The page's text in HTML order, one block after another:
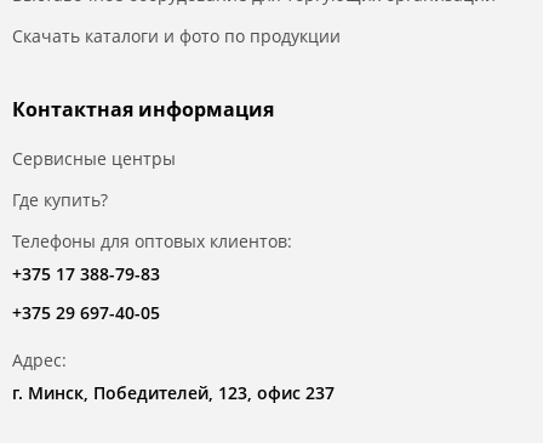
Скачать каталоги и фото по продукции
Контактная информация
Сервисные центры
Где купить?
Телефоны для оптовых клиентов:
+375 17 388-79-83
+375 29 697-40-05
Адрес:
г. Минск, Победителей, 123, офис 237